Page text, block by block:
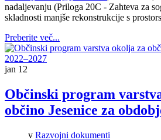
nadaljevanju (Priloga 20C - Zahteva za
skladnosti manjše rekonstrukcije s
Preberite več...
jan 12
Občinski program
občino Jesenice za
v Razvojni dokumenti